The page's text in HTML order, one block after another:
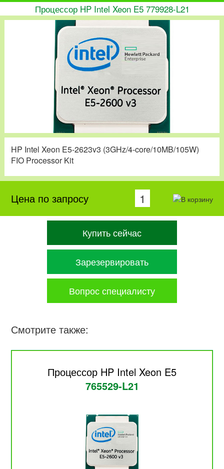
Процессор HP Intel Xeon E5 779928-L21
HP Intel Xeon E5-2623v3 (3GHz/4-core/10MB/105W)
FIO Processor Kit
Цена по запросу
Купить сейчас
Зарезервировать
Вопрос специалисту
Смотрите также:
Процессор HP Intel Xeon E5
765529-L21